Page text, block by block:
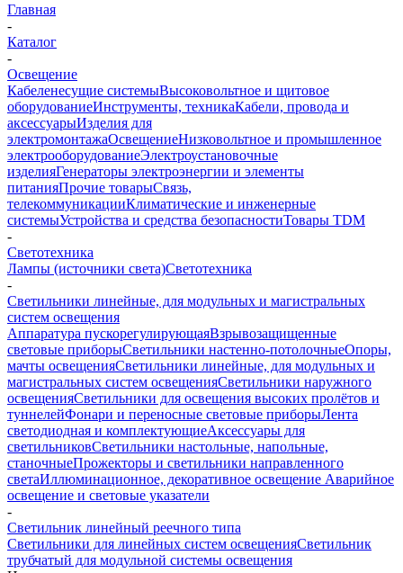
Главная
-
Каталог
-
Освещение
Кабеленесущие системыВысоковольтное и щитовое
оборудованиеИнструменты, техникаКабели, провода и
аксессуарыИзделия для
электромонтажаОсвещениеНизковольтное и промышленное
электрооборудованиеЭлектроустановочные
изделияГенераторы электроэнергии и элементы
питанияПрочие товарыСвязь,
телекоммуникацииКлиматические и инженерные
системыУстройства и средства безопасностиТовары TDM
-
Светотехника
Лампы (источники света)Светотехника
-
Светильники линейные, для модульных и магистральных
систем освещения
Аппаратура пускорегулирующаяВзрывозащищенные
световые приборыСветильники настенно-потолочныеОпоры,
мачты освещенияСветильники линейные, для модульных и
магистральных систем освещенияСветильники наружного
освещенияСветильники для освещения высоких пролётов и
туннелейФонари и переносные световые приборыЛента
светодиодная и комплектующиеАксессуары для
светильниковСветильники настольные, напольные,
станочныеПрожекторы и светильники направленного
светаИллюминационное, декоративное освещение Аварийное
освещение и световые указатели
-
Светильник линейный реечного типа
Светильники для линейных систем освещенияСветильник
трубчатый для модульной системы освещения